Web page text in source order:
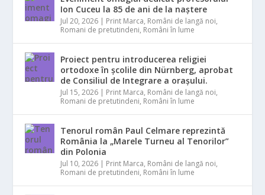
Ion Cuceu la 85 de ani de la naștere
Jul 20, 2026 | Print Marca, Români de langă noi,
Romani de pretutindeni, Români în lume
Proiect pentru introducerea religiei
ortodoxe în școlile din Nürnberg, aprobat
de Consiliul de Integrare a orașului.
Jul 15, 2026 | Print Marca, Români de langă noi,
Romani de pretutindeni, Români în lume
Tenorul român Paul Celmare reprezintă
România la „Marele Turneu al Tenorilor”
din Polonia
Jul 10, 2026 | Print Marca, Români de langă noi,
Romani de pretutindeni, Români în lume